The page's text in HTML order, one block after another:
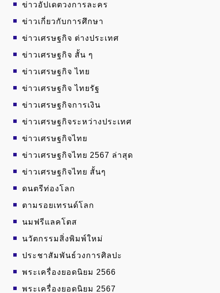
ข่าวอัปเดตวงการละคร
ข่าวเกี่ยวกับการศึกษา
ข่าวเศรษฐกิจ ต่างประเทศ
ข่าวเศรษฐกิจ สั้น ๆ
ข่าวเศรษฐกิจ ไทย
ข่าวเศรษฐกิจ ไทยรัฐ
ข่าวเศรษฐกิจการเงิน
ข่าวเศรษฐกิจระหว่างประเทศ
ข่าวเศรษฐกิจไทย
ข่าวเศรษฐกิจไทย 2567 ล่าสุด
ข่าวเศรษฐกิจไทย สั้นๆ
ดนตรีท่องโลก
ตามรอยเทรนด์โลก
นมฟรีแลคโตส
นวัตกรรมสิ่งพิมพ์ใหม่
ประชาสัมพันธ์วงการศิลปะ
พระเครื่องยอดนิยม 2566
พระเครื่องยอดนิยม 2567